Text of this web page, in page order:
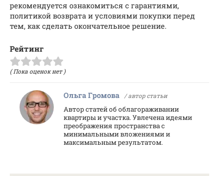
рекомендуется ознакомиться с гарантиями,
политикой возврата и условиями покупки перед
тем, как сделать окончательное решение.
Рейтинг
( Пока оценок нет )
Ольга Громова / автор статьи
Автор статей об облагораживании
квартиры и участка. Увлечена идеями
преображения пространства с
минимальными вложениями и
максимальным результатом.